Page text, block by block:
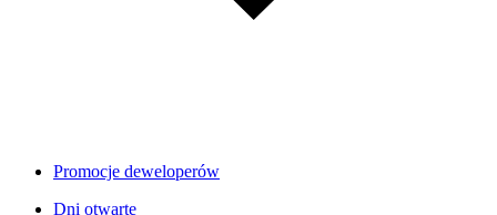
Promocje deweloperów
Dni otwarte